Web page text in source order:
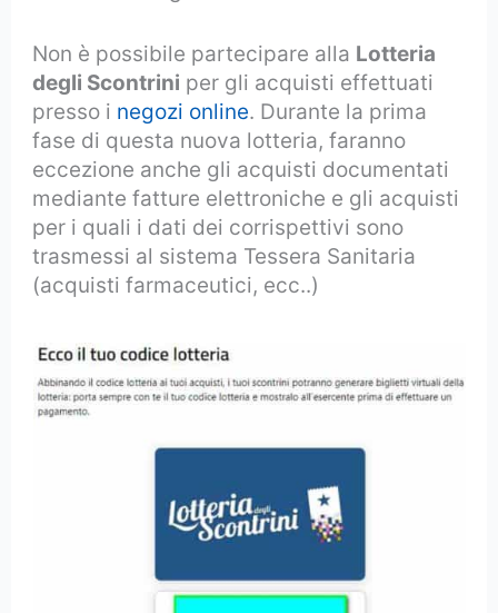
Non è possibile partecipare alla Lotteria
degli Scontrini per gli acquisti effettuati
presso i negozi online. Durante la prima
fase di questa nuova lotteria, faranno
eccezione anche gli acquisti documentati
mediante fatture elettroniche e gli acquisti
per i quali i dati dei corrispettivi sono
trasmessi al sistema Tessera Sanitaria
(acquisti farmaceutici, ecc..)